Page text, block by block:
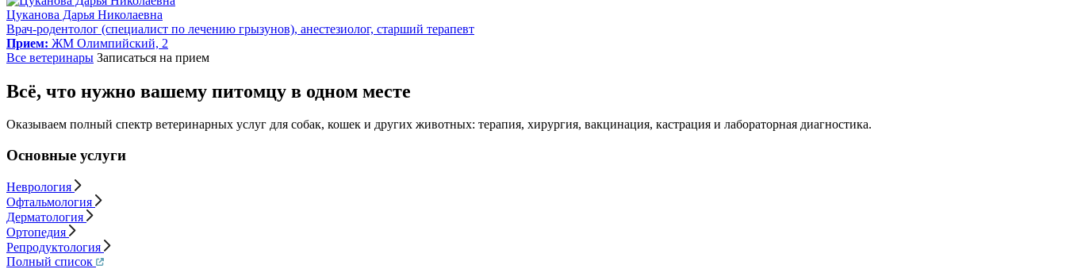
Цуканова Дарья Николаевна
Врач-родентолог (специалист по лечению грызунов), анестезиолог, старший терапевт
Прием: ЖМ Олимпийский, 2
Все ветеринары Записаться на прием
Всё, что нужно вашему питомцу в одном месте
Оказываем полный спектр ветеринарных услуг для собак, кошек и других животных: терапия, хирургия, вакцинация, кастрация и лабораторная диагностика.
Основные услуги
Неврология
Офтальмология
Дерматология
Ортопедия
Репродуктология
Полный список